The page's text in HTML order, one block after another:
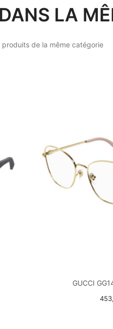
LA
produits de la même catégorie
GUCCI